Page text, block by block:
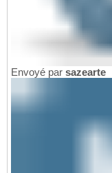
Envoyé par sazearte